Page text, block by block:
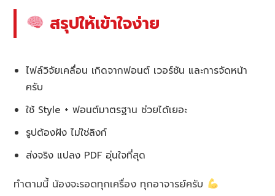
สรุปให้เข้าใจง่าย
ไฟล์วิจัยเคลื่อน เกิดจากฟอนต์ เวอร์ชัน และการจัดหน้า
ครับ
ใช้ Style + ฟอนต์มาตรฐาน ช่วยได้เยอะ
รูปต้องฝัง ไม่ใช่ลิงก์
ส่งจริง แปลง PDF อุ่นใจที่สุด
ทำตามนี้ น้องจะรอดทุกเครื่อง ทุกอาจารย์ครับ